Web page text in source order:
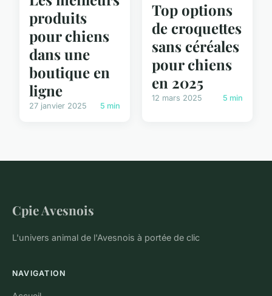
produits
pour chiens
dans une
boutique en
ligne
27 janvier 2025 5 min
Top options
de croquettes
sans céréales
pour chiens
en 2025
12 mars 2025 5 min
Cpie Avesnois
L'univers animal de l'Avesnois à portée de clic
NAVIGATION